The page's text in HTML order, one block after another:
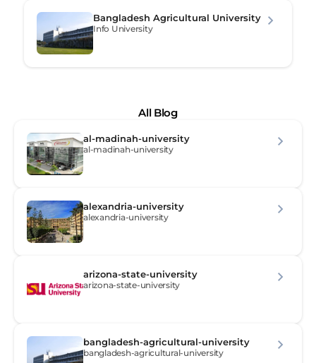
Bangladesh Agricultural University
Info University
All Blog
al-madinah-university
al-madinah-university
alexandria-university
alexandria-university
arizona-state-university
arizona-state-university
bangladesh-agricultural-university
bangladesh-agricultural-university